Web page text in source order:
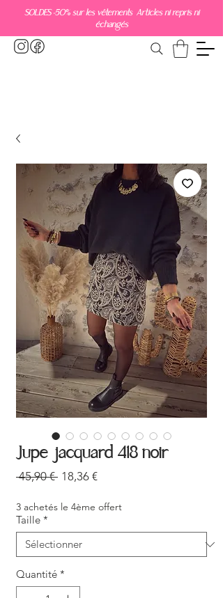
SOLDES -50% sur les vêtements Articles ni repris ni
échangés
Jupe jacquard 418 noir
45,90 € Prix
18,36 €Prix
3 achetés le 4ème offert
Taille *
Quantité *